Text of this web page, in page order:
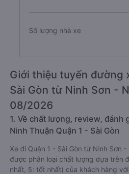
Số lượng nhà xe
Giới thiệu tuyến đường
Sài Gòn từ Ninh Sơn -
08/2026
1. Về chất lượng, review, đánh
Ninh Thuận Quận 1 - Sài Gòn
Xe đi Quận 1 - Sài Gòn từ Ninh Sơn
được phân loại chất lượng dựa trên
nhất, 5: tốt nhất) của khách hàng